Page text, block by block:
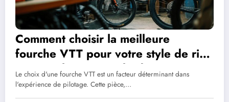
Comment choisir la meilleure
fourche VTT pour votre style de ride
sans exploser votre budget ?
Le choix d'une fourche VTT est un facteur déterminant dans
l'expérience de pilotage. Cette pièce,…